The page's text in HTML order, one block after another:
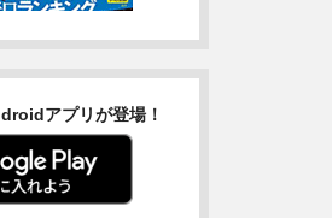
アプリが登場！